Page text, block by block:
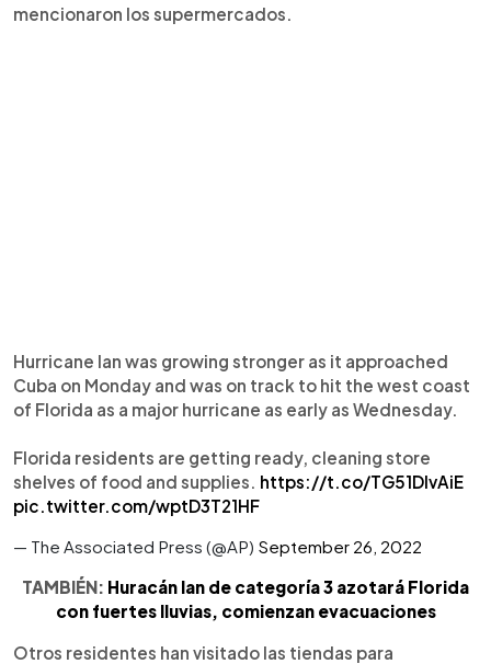
mencionaron los supermercados.
Hurricane Ian was growing stronger as it approached
Cuba on Monday and was on track to hit the west coast
of Florida as a major hurricane as early as Wednesday.
Florida residents are getting ready, cleaning store
shelves of food and supplies. https://t.co/TG51DIvAiE
pic.twitter.com/wptD3T21HF
— The Associated Press (@AP) September 26, 2022
TAMBIÉN: Huracán Ian de categoría 3 azotará Florida
con fuertes lluvias, comienzan evacuaciones
Otros residentes han visitado las tiendas para